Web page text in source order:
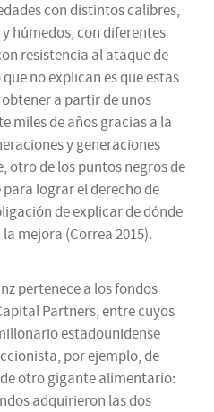
con distintos calibres,
húmedos, con diferentes
resistencia al ataque de
no explican es que estas
a partir de unos
miles de años gracias a la
y generaciones
otro de los puntos negros de
para lograr el derecho de
de explicar de dónde
mejora (Correa 2015).
pertenece a los fondos
Partners, entre cuyos
estadounidense
por ejemplo, de
otro gigante alimentario:
adquirieron las dos